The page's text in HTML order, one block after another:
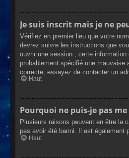
Je suis inscrit mais je ne
Vérifiez en premier lieu que votre
devrez suivre les instructions que
ouvrir une session ; cette
probablement spécifié une mauvaise
correcte, essayez de contacter un
Haut
Pourquoi ne puis-je pas
Plusieurs raisons peuvent en être la
pas avoir été banni. Il est également
Haut